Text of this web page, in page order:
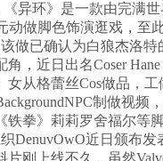
《异环》是一款由完满世
动做脚色饰演逛戏，至
做已确认为白狼杰洛特
角，近日出名Coser
女从格蕾丝Cos做品，
制做视频
铁拳》莉莉罗舍福尔等
DenuvOwO近日颁布发
片刚上线不久，虽然